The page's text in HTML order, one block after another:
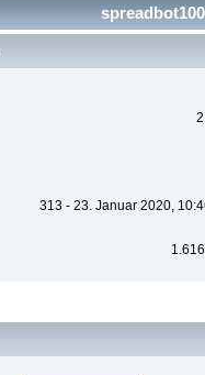
313 - 23. Januar 2020,